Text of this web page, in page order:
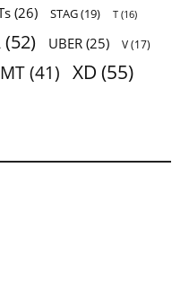
(26) STAG(19) T (16)
(52) UBER (25) V(17)
(41) XD (55)